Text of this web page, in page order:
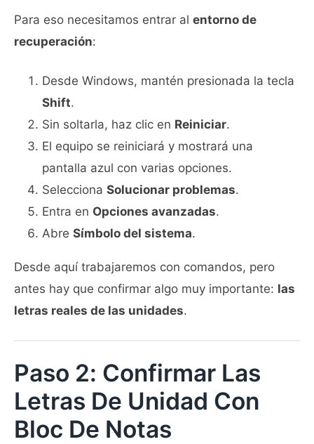
Para eso necesitamos entrar al entorno de
recuperación:
Desde Windows, mantén presionada la tecla
Shift.
Sin soltarla, haz clic en Reiniciar.
El equipo se reiniciará y mostrará una
pantalla azul con varias opciones.
Selecciona Solucionar problemas.
Entra en Opciones avanzadas.
Abre Símbolo del sistema.
Desde aquí trabajaremos con comandos, pero
antes hay que confirmar algo muy importante: las
letras reales de las unidades.
Paso 2: Confirmar Las
Letras De Unidad Con
Bloc De Notas